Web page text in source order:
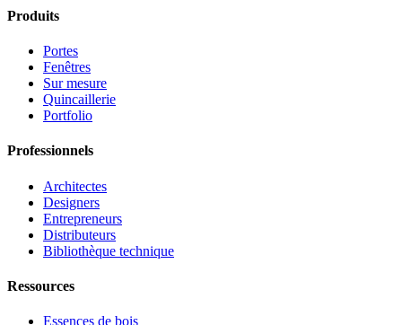
Produits
Portes
Fenêtres
Sur mesure
Quincaillerie
Portfolio
Professionnels
Architectes
Designers
Entrepreneurs
Distributeurs
Bibliothèque technique
Ressources
Essences de bois